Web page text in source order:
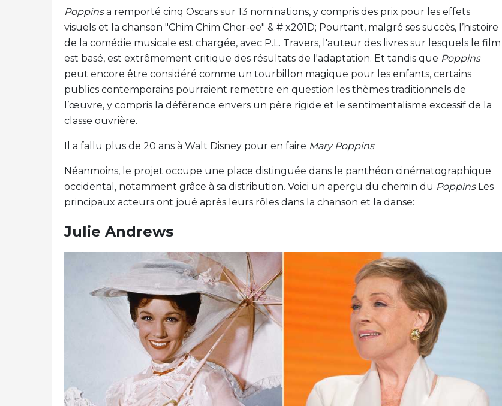
Poppinsa remporté cinq Oscars sur 13 nominations, y compris des prix pour les effets
visuels et la chanson "Chim Chim Cher-ee" & # x201D; Pourtant, malgré ses succès, l’histoire
de la comédie musicale est chargée, avec P.L. Travers, l'auteur des livres sur lesquels le film
est basé, est extrêmement critique des résultats de l'adaptation. Et tandis que Poppins
peut encore être considéré comme un tourbillon magique pour les enfants, certains
publics contemporains pourraient remettre en question les thèmes traditionnels de
l’œuvre, y compris la déférence envers un père rigide et le sentimentalisme excessif de la
classe ouvrière.
Il a fallu plus de 20 ans à Walt Disney pour en faire Mary Poppins
Néanmoins, le projet occupe une place distinguée dans le panthéon cinématographique
occidental, notamment grâce à sa distribution. Voici un aperçu du chemin du PoppinsLes
principaux acteurs ont joué après leurs rôles dans la chanson et la danse:
Julie Andrews